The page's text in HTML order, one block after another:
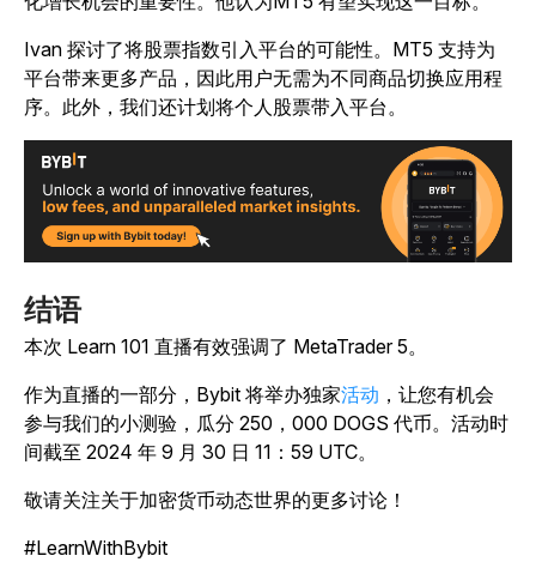
Ivan 探讨了将股票指数引入平台的可能性。MT5 支持为
平台带来更多产品，因此用户无需为不同商品切换应用程
序。此外，我们还计划将个人股票带入平台。
结语
本次 Learn 101 直播有效强调了 MetaTrader 5。
作为直播的一部分，Bybit 将举办独家活动 ，让您有机会
参与我们的小测验，瓜分 250，000 DOGS 代币。活动时
间截至 2024 年 9 月 30 日 11：59 UTC。
敬请关注关于加密货币动态世界的更多讨论！
#LearnWithBybit